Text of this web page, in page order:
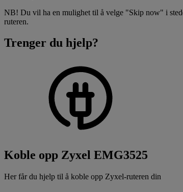
NB! Du vil ha en mulighet til å velge "Skip now" i
ruteren.
Trenger du hjelp?
Koble opp Zyxel EMG3525
Her får du hjelp til å koble opp Zyxel-ruteren din